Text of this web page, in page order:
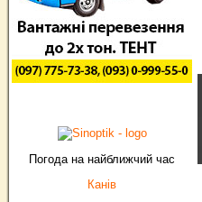
Погода на найближчий час
Канів